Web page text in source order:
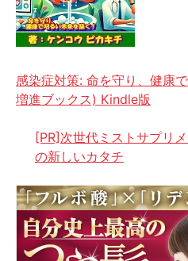
感染症対策: 命を守り、健康
増進ブックス) Kindle版
[PR]次世代ミストサプリ
の新しいカタチ